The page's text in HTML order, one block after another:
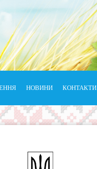
НОВИНИ КОНТАКТИ